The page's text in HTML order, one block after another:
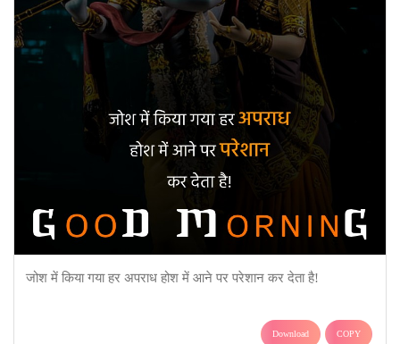
जोश में किया गया हर अपराध होश में आने पर परेशान कर देता है!
Download COPY